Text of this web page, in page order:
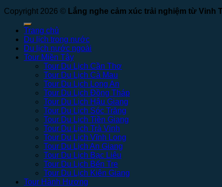
Copyright 2026 © Lắng nghe cảm xúc trải nghiệm từ Vinh
Trang chủ
Du lịch trong nước
Du lịch nước ngoài
Tour Miền Tây
Tour Du Lịch Cần Thơ
Tour Du Lịch Cà Mau
Tour Du Lịch Long An
Tour Du Lịch Đồng Tháp
Tour Du Lịch Hậu Giang
Tour Du Lịch Sóc Trăng
Tour Du Lịch Tiền Giang
Tour Du Lịch Trà Vinh
Tour Du Lịch Vĩnh Long
Tour Du Lịch An Giang
Tour Du Lịch Bạc Liêu
Tour Du Lịch Bến Tre
Tour Du Lịch Kiên Giang
Tour Hành Hương